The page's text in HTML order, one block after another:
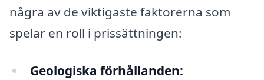
några av de viktigaste faktorerna som
spelar en roll i prissättningen:
Geologiska förhållanden: